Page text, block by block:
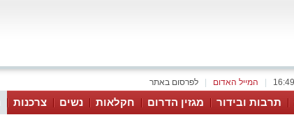
לפרסום באתר המייל האדום
תרבות ובידור מגזין הדרום חקלאות נשים צרכנות